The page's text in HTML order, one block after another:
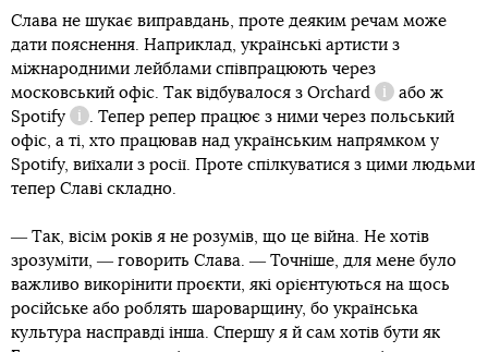
Слава не шукає виправдань, проте деяким речам може
дати пояснення. Наприклад, українські артисти з
міжнародними лейблами співпрацюють через
московський офіс. Так відбувалося з Orchard
Довідка
або ж
Spotify
Довідка
. Тепер репер працює з ними через польський
офіс, а ті, хто працював над українським напрямком у
Spotify, виїхали з росії. Проте спілкуватися з цими людьми
тепер Славі складно.
― Так, вісім років я не розумів, що це війна. Не хотів
зрозуміти, ― говорить Слава. ― Точніше, для мене було
важливо викорінити проєкти, які орієнтуються на щось
російське або роблять шароварщину, бо українська
культура насправді інша. Спершу я й сам хотів бути як